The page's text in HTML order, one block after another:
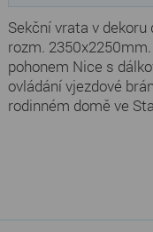
Sekční vrata v
rozm.
pohonem Nice s
ovládání vjezdové
rodinném domě ve